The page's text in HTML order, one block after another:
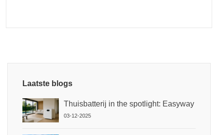
Laatste blogs
Thuisbatterij in the spotlight: Easyway
03-12-2025